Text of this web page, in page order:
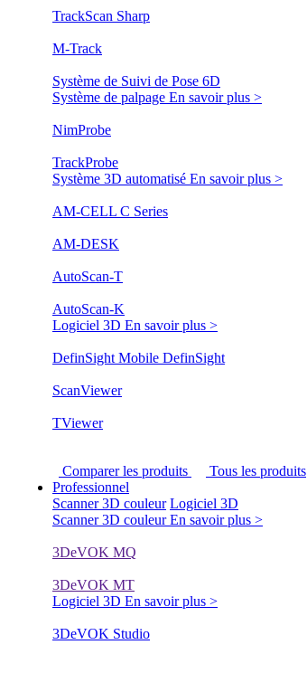
TrackScan Sharp
M-Track
Système de Suivi de Pose 6D
Système de palpage En savoir plus >
NimProbe
TrackProbe
Système 3D automatisé En savoir plus >
AM-CELL C Series
AM-DESK
AutoScan-T
AutoScan-K
Logiciel 3D En savoir plus >
DefinSight Mobile DefinSight
ScanViewer
TViewer
Comparer les produits
Tous les produits
Professionnel
Scanner 3D couleur Logiciel 3D
Scanner 3D couleurEn savoir plus >
3DeVOK MQ
3DeVOK MT
Logiciel 3D En savoir plus >
3DeVOK Studio